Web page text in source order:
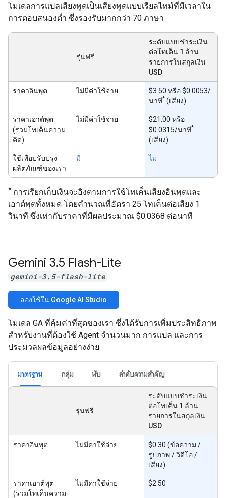
โมเดลการแปลเสียงพูดเป็นเสียงพูดแบบเรียลไทม์ที่มีเวลาใน
การตอบสนองต่ำ ซึ่งรองรับมากกว่า 70 ภาษา
รุ่นฟรี
ระดับแบบชำระเงิน
ต่อโทเค็น 1 ล้าน
รายการในสกุลเงิน
USD
ราคาอินพุต ไม่มีค่าใช้จ่าย
$3.50 หรือ $0.0053/
นาที* (เสียง)
ราคาเอาต์พุต
(รวมโทเค็นความ
คิด)
ไม่มีค่าใช้จ่าย
$21.00 หรือ
$0.0315/นาที*
(เสียง)
ใช้เพื่อปรับปรุง
ผลิตภัณฑ์ของเรา
มี ไม่
* การเรียกเก็บเงินจะอิงตามการใช้โทเค็นเสียงอินพุตและ
เอาต์พุตทั้งหมด โดยคำนวณที่อัตรา 25 โทเค็นต่อเสียง 1
วินาที ซึ่งเท่ากับราคาที่มีผลประมาณ $0.0368 ต่อนาที
Gemini 3.5 Flash-Lite
gemini-3.5-flash-lite
ลองใช้ใน Google AI Studio
โมเดล GA ที่คุ้มค่าที่สุดของเรา ซึ่งได้รับการเพิ่มประสิทธิภาพ
สำหรับงานที่ต้องใช้ Agent จำนวนมาก การแปล และการ
ประมวลผลข้อมูลอย่างง่าย
มาตรฐาน กลุ่ม พับ ลำดับความสำคัญ
รุ่นฟรี
ระดับแบบชำระเงิน
ต่อโทเค็น 1 ล้าน
รายการในสกุลเงิน
USD
ราคาอินพุต ไม่มีค่าใช้จ่าย
$0.30 (ข้อความ /
รูปภาพ / วิดีโอ /
เสียง)
ราคาเอาต์พุต
(รวมโทเค็นความ
ไม่มีค่าใช้จ่าย $2.50